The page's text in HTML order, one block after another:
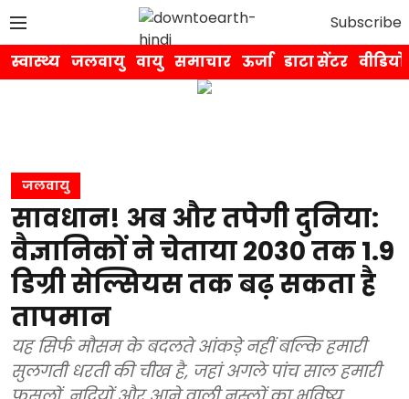
Subscribe
स्वास्थ्य जलवायु वायु समाचार ऊर्जा डाटा सेंटर वीडियो
जलवायु
सावधान! अब और तपेगी दुनिया:
वैज्ञानिकों ने चेताया 2030 तक 1.9
डिग्री सेल्सियस तक बढ़ सकता है
तापमान
यह सिर्फ मौसम के बदलते आंकड़े नहीं बल्कि हमारी
सुलगती धरती की चीख है, जहां अगले पांच साल हमारी